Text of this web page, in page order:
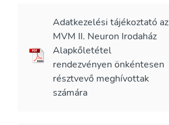
Adatkezelési tájékoztató az
MVM II. Neuron Irodaház
Alapkőletétel
rendezvényen önkéntesen
résztvevő meghívottak
számára